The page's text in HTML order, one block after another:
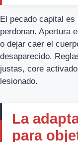
El pecado capital
perdonan. Apertura
o dejar caer el
desaparecido.
justas, core
lesionado.
La
para